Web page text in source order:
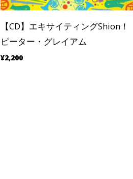
【CD】エキサイティングShion！
ピーター・グレイアム
¥2,200